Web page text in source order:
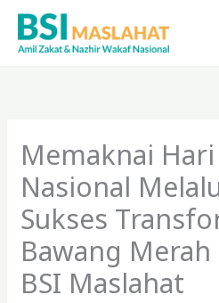
Lewati
konten
Memaknai Hari
Nasional
Sukses
Bawang
BSI Maslahat